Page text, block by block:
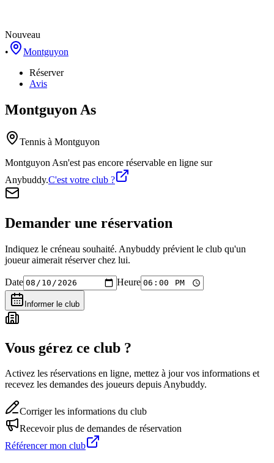
Nouveau
•
Montguyon
Réserver
Avis
Montguyon As
Tennis à Montguyon
Montguyon Asn'est pas encore réservable en ligne sur
Anybuddy.C'est votre club ?
Demander une réservation
Indiquez le créneau souhaité. Anybuddy prévient le club qu'un
joueur aimerait réserver chez lui.
Date Heure
Informer le club
Vous gérez ce club ?
Activez les réservations en ligne, mettez à jour vos informations et
recevez les demandes des joueurs depuis Anybuddy.
Corriger les informations du club
Recevoir plus de demandes de réservation
Référencer mon club